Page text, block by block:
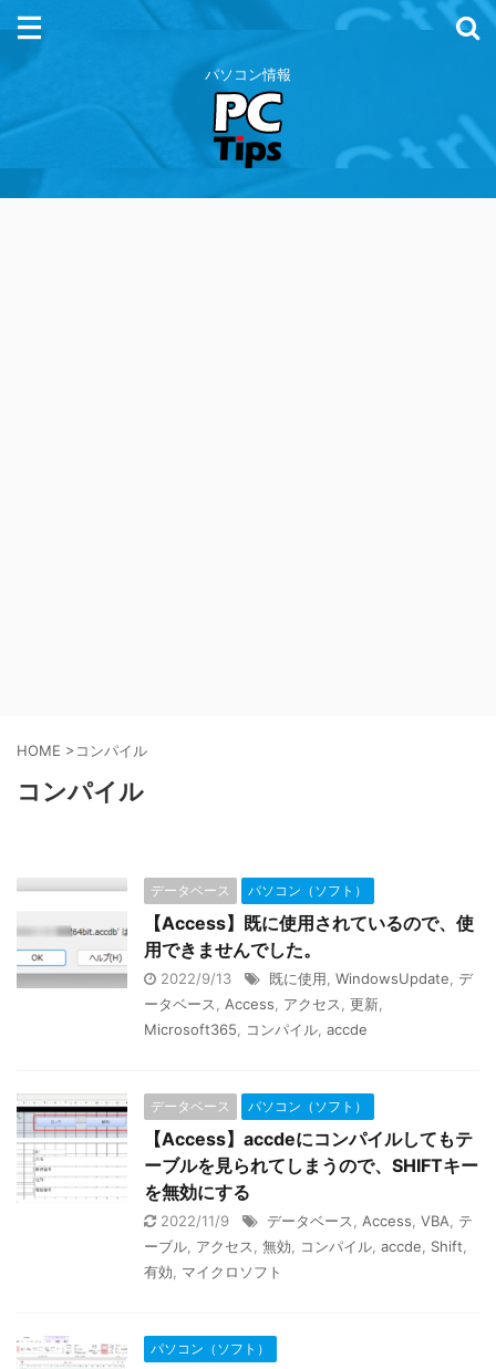
パソコン情報
HOME >コンパイル
コンパイル
データベース パソコン（ソフト）
【Access】既に使用されているので、使
用できませんでした。
2022/9/13 既に使用 WindowsUpdate デ
ータベース
Access アクセス 更新
Microsoft365
コンパイル accde
データベース パソコン（ソフト）
【Access】accdeにコンパイルしてもテ
ーブルを見られてしまうので、SHIFTキー
を無効にする
2022/11/9 データベース Access VBA
テ
ーブル アクセス 無効 コンパイル accde Shift
有効
マイクロソフト
パソコン（ソフト）